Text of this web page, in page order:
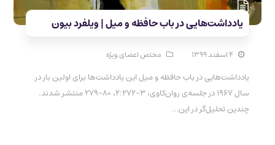
یادداشت‌هایی در باب حافظه و میل | ویلفرد بیون
۴ اسفند ۱۳۹۹ مختص اعضای ویژه
یادداشت‌هایی در باب حافظه و میل این یادداشت‌ها برای اولین بار در
سال ۱۹۶۷ در جلسه‌ی روان‌کاوی، ۳-۲:۲۷۲، ۸۰-۲۷۹ منتشر شدند.
چندین تحلیل‌گر در این…